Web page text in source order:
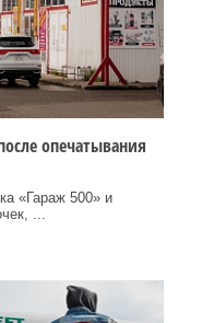
опечатывания
«Гараж 500» и
...